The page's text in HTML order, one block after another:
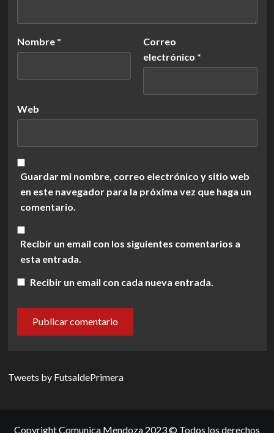
Nombre *
Correo
electrónico *
Web
Guardar mi nombre, correo electrónico y sitio web
en este navegador para la próxima vez que haga un
comentario.
Recibir un email con los siguientes comentarios a
esta entrada.
Recibir un email con cada nueva entrada.
Tweets by FutsaldePrimera
Copyright Comunica Mendoza 2023 © Todos los derechos